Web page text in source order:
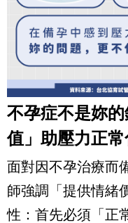
不孕症不是妳
值」助壓力正常
面對因不孕治療而
師強調「提供情緒
性：首先必須「正